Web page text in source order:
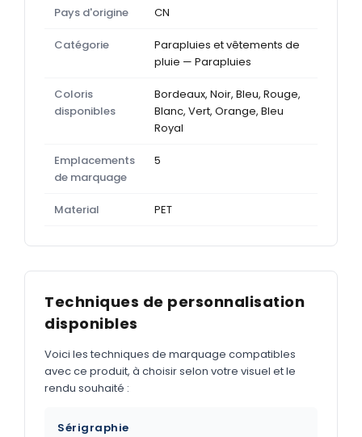
Pays d'origine CN
Catégorie
Parapluies et vêtements de
pluie — Parapluies
Coloris
disponibles
Bordeaux, Noir, Bleu, Rouge,
Blanc, Vert, Orange, Bleu
Royal
Emplacements
de marquage
5
Material PET
Techniques de personnalisation
disponibles
Voici les techniques de marquage compatibles
avec ce produit, à choisir selon votre visuel et le
rendu souhaité :
Sérigraphie